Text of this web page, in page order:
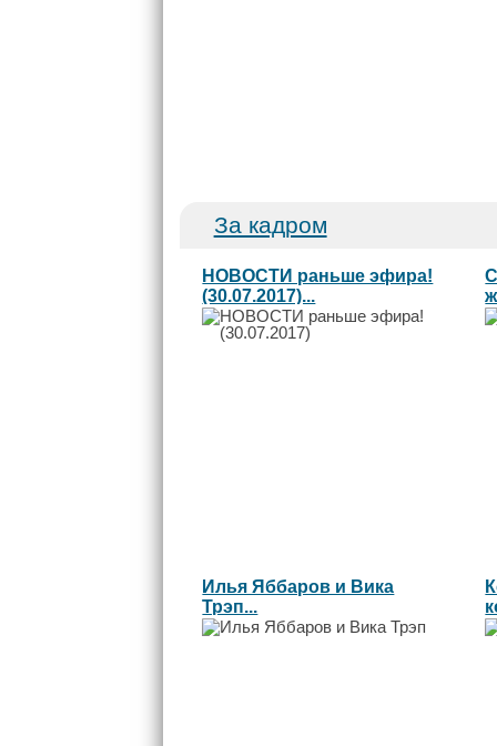
За кадром
НОВОСТИ раньше эфира!
(30.07.2017)...
Илья Яббаров и Вика
Трэп...